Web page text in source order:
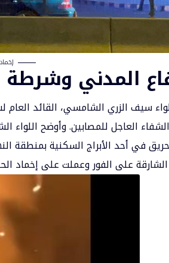
المدني
سيف الزري الشامسي، القائد العام
العاجل للمصابين. وأوضح اللواء
في أحد الأبراج السكنية بمنطقة
على الفور وعملت على إخماد